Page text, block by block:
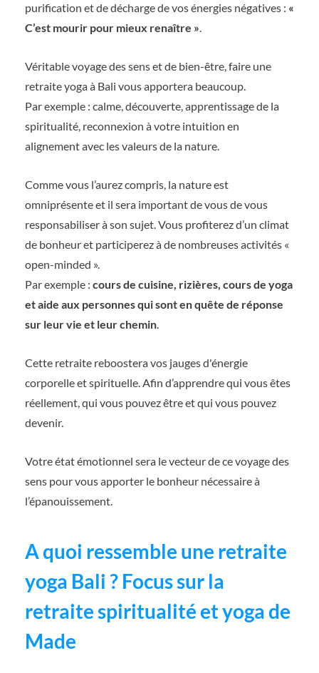
purification et de décharge de vos énergies négatives : «
C’est mourir pour mieux renaître ».
Véritable voyage des sens et de bien-être, faire une
retraite yoga à Bali vous apportera beaucoup.
Par exemple : calme, découverte, apprentissage de la
spiritualité, reconnexion à votre intuition en
alignement avec les valeurs de la nature.
Comme vous l’aurez compris, la nature est
omniprésente et il sera important de vous de vous
responsabiliser à son sujet. Vous profiterez d’un climat
de bonheur et participerez à de nombreuses activités «
open-minded ».
Par exemple : cours de cuisine, rizières, cours de yoga
et aide aux personnes qui sont en quête de réponse
sur leur vie et leur chemin.
Cette retraite reboostera vos jauges d'énergie
corporelle et spirituelle. Afin d’apprendre qui vous êtes
réellement, qui vous pouvez être et qui vous pouvez
devenir.
Votre état émotionnel sera le vecteur de ce voyage des
sens pour vous apporter le bonheur nécessaire à
l’épanouissement.
A quoi ressemble une retraite
yoga Bali ? Focus sur la
retraite spiritualité et yoga de
Made